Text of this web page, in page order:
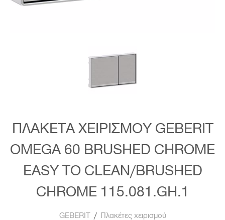
ΠΛΑΚΕΤΑ ΧΕΙΡΙΣΜΟΥ GEBERIT
OMEGA 60 BRUSHED CHROME
EASY TO CLEAN/BRUSHED
CHROME 115.081.GH.1
GEBERIT / Πλακέτες χειρισμού